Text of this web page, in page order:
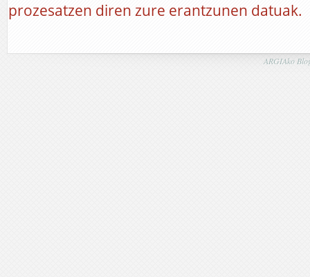
prozesatzen diren zure erantzunen datuak.
ARGIAko